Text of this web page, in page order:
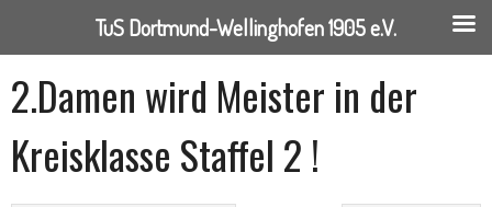
zum
Inhalt
2.Damen wird Meister in der
Kreisklasse Staffel 2 !
TuS Dortmund-Wellinghofen 1905 e.V.